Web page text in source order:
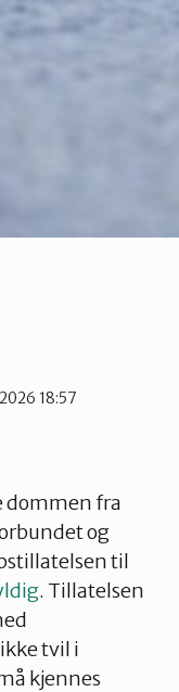
18:57
dommen fra
og
til
. Tillatelsen
tvil i
kjennes